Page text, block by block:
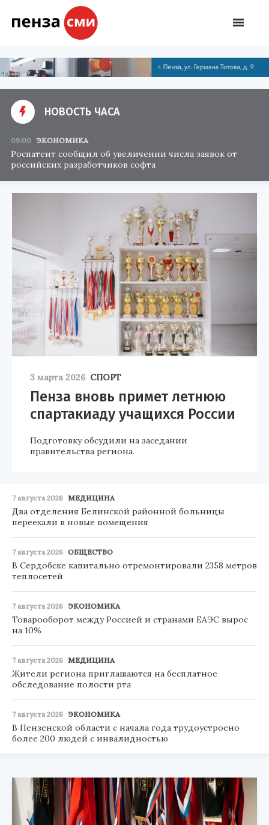
НОВОСТЬ ЧАСА
09:00 ЭКОНОМИКА
Роспатент сообщил об увеличении числа заявок от
российских разработчиков софта
3 марта 2026 СПОРТ
Пенза вновь примет летнюю
спартакиаду учащихся России
Подготовку обсудили на заседании
правительства региона.
7 августа 2026 МЕДИЦИНА
Два отделения Белинской районной больницы
переехали в новые помещения
7 августа 2026 ОБЩЕСТВО
В Сердобске капитально отремонтировали 2358 метров
теплосетей
7 августа 2026 ЭКОНОМИКА
Товарооборот между Россией и странами ЕАЭС вырос
на 10%
7 августа 2026 МЕДИЦИНА
Жители региона приглашаются на бесплатное
обследование полости рта
7 августа 2026 ЭКОНОМИКА
В Пензенской области с начала года трудоустроено
более 200 людей с инвалидностью